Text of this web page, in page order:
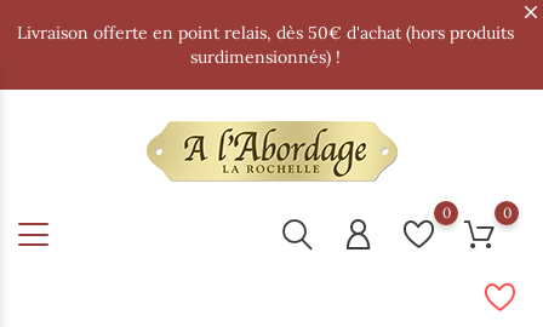
Livraison offerte en point relais, dès 50€ d'achat (hors produits
surdimensionnés) !
0 0